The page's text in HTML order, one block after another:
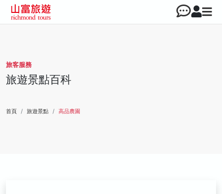
旅客服務
旅遊景點百科
首頁 旅遊景點 高品農園